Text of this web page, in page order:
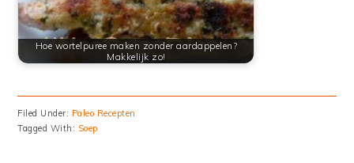
Hoe wortelpuree maken zonder aardappelen?
Makkelijk zo!
Filed Under: Paleo Recepten
Tagged With: Soep